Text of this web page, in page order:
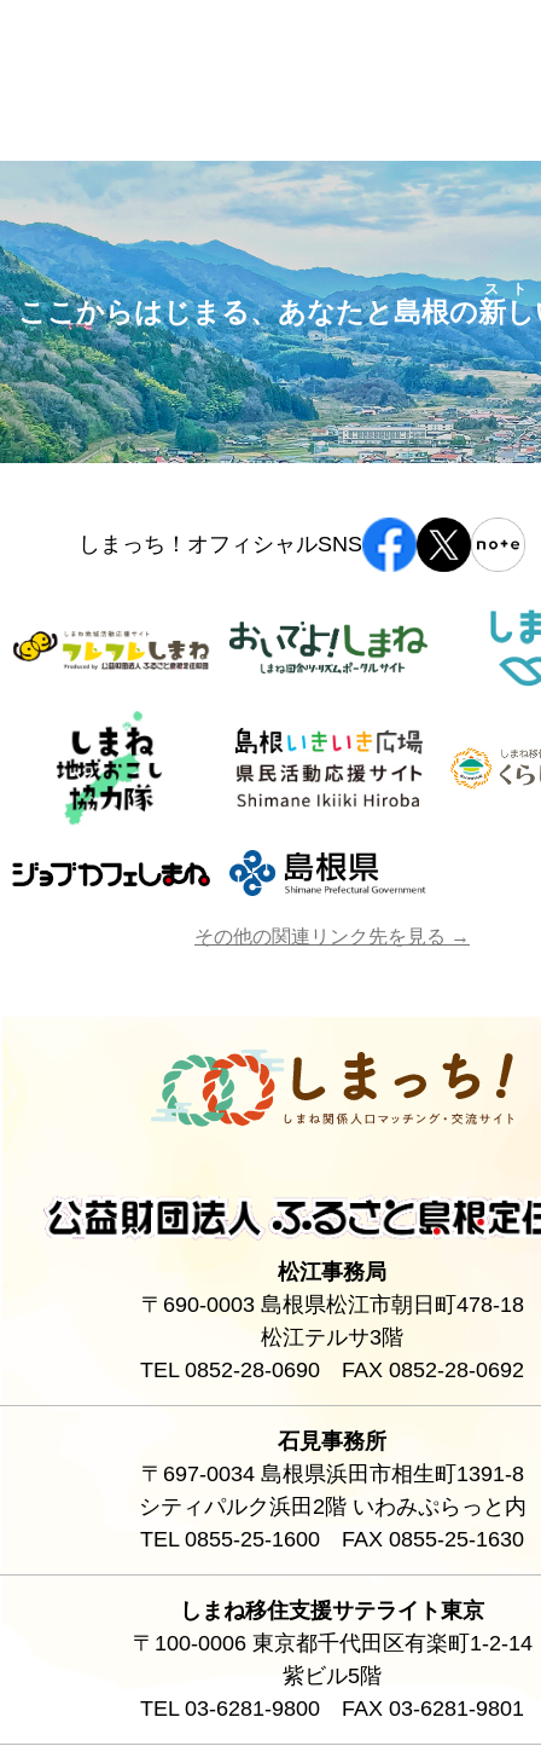
ここからはじまる、あなたと島根の新し
スト
しまっち！オフィシャルSNS
その他の関連リンク先を見る →
松江事務局
〒690-0003 島根県松江市朝日町478-18
松江テルサ3階
TEL 0852-28-0690 FAX 0852-28-0692
石見事務所
〒697-0034 島根県浜田市相生町1391-8
シティパルク浜田2階 いわみぷらっと内
TEL 0855-25-1600 FAX 0855-25-1630
しまね移住支援サテライト東京
〒100-0006 東京都千代田区有楽町1-2-14
紫ビル5階
TEL 03-6281-9800 FAX 03-6281-9801